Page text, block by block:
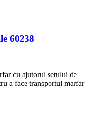
60238
cu ajutorul setului de
a face transportul marfar